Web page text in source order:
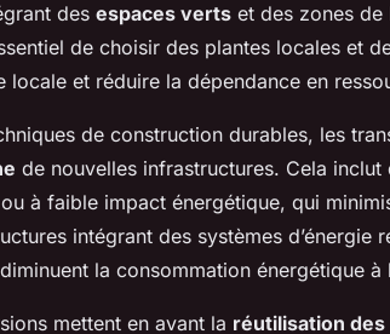
des espaces verts et des zones
de choisir des plantes locales et
locale et réduire la dépendance en
de construction durables, les
de nouvelles infrastructures. Cela inclut
à faible impact énergétique, qui
intégrant des systèmes d’énergie
la consommation énergétique à
mettent en avant la réutilisation